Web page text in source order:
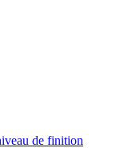
de finition